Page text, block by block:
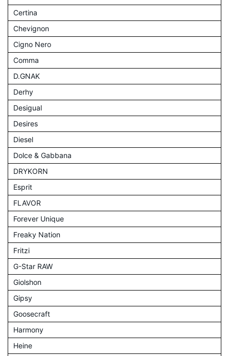
Certina
Chevignon
Cigno Nero
Comma
D.GNAK
Derhy
Desigual
Desires
Diesel
Dolce & Gabbana
DRYKORN
Esprit
FLAVOR
Forever Unique
Freaky Nation
Fritzi
G-Star RAW
Giolshon
Gipsy
Goosecraft
Harmony
Heine